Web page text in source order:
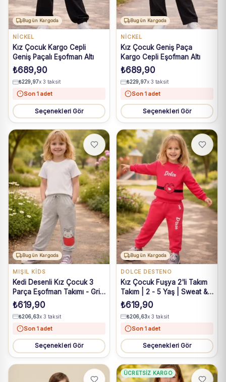
Bugün Kargoda
NICKEL
Kız Çocuk Kargo Cepli
Geniş Paçalı Eşofman Altı
₺689,90
₺229,97x 3 taksit
Son 1 adet
Seçenekleri Gör
Bugün Kargoda
NICKEL
Kız Çocuk Geniş Paça
Kargo Cepli Eşofman Altı
₺689,90
₺229,97x 3 taksit
Son 1 adet
Seçenekleri Gör
Bugün Kargoda
MIŞIL KİDS
Kedi Desenli Kız Çocuk 3
Parça Eşofman Takımı - Gri
Kedi Baskılı Çocuk Spor
Kıyafeti Seti
₺619,90
₺206,63x 3 taksit
Son 1 adet
Seçenekleri Gör
Bugün Kargoda
DOLCE DESTENO
Kız Çocuk Fuşya 2'li Takım
Takım | 2 - 5 Yaş | Sweat &
Eşofman Altı
₺619,90
₺206,63x 3 taksit
Son 1 adet
Seçenekleri Gör
ÜCRETSIZ KARGO